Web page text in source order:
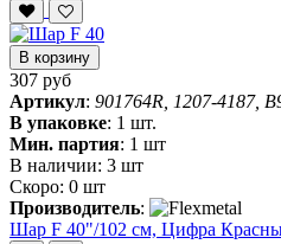
В корзину
307 руб
Артикул: 901764R, 1207-4187,
В упаковке: 1 шт.
Мин. партия: 1 шт
В наличии: 3 шт
Скоро: 0 шт
Производитель:
Шар F 40"/102 см, Цифра